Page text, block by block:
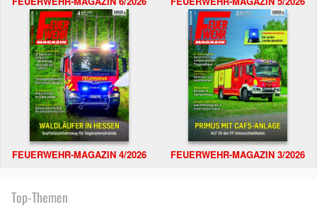
FEUERWEHR-MAGAZIN 4/2026 FEUERWEHR-MAGAZIN 3/2026
Top-Themen